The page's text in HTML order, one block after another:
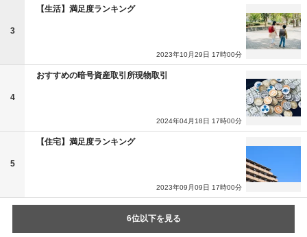
3
【生活】満足度ランキング
2023年10月29日 17時00分
4
おすすめの暗号資産取引所現物取引
2024年04月18日 17時00分
5
【住宅】満足度ランキング
2023年09月09日 17時00分
6位以下を見る